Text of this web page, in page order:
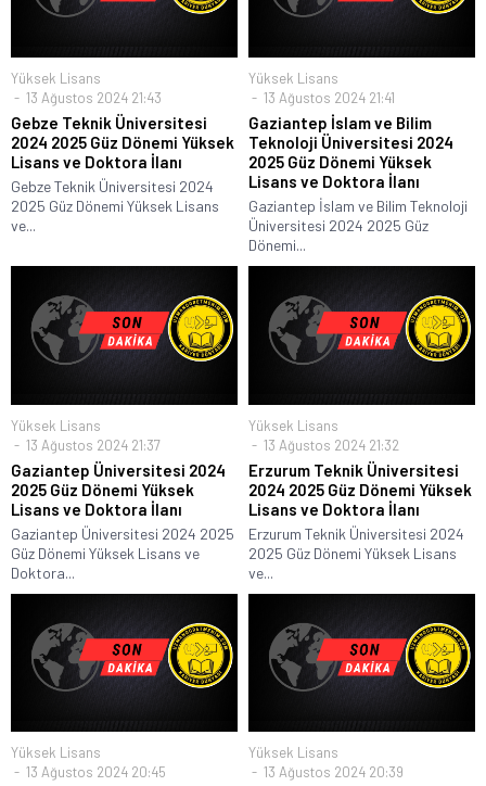
Yüksek Lisans
13 Ağustos 2024 21:43
Gebze Teknik Üniversitesi
2024 2025 Güz Dönemi Yüksek
Lisans ve Doktora İlanı
Gebze Teknik Üniversitesi 2024
2025 Güz Dönemi Yüksek Lisans
ve...
Yüksek Lisans
13 Ağustos 2024 21:41
Gaziantep İslam ve Bilim
Teknoloji Üniversitesi 2024
2025 Güz Dönemi Yüksek
Lisans ve Doktora İlanı
Gaziantep İslam ve Bilim Teknoloji
Üniversitesi 2024 2025 Güz
Dönemi...
Yüksek Lisans
13 Ağustos 2024 21:37
Gaziantep Üniversitesi 2024
2025 Güz Dönemi Yüksek
Lisans ve Doktora İlanı
Gaziantep Üniversitesi 2024 2025
Güz Dönemi Yüksek Lisans ve
Doktora...
Yüksek Lisans
13 Ağustos 2024 21:32
Erzurum Teknik Üniversitesi
2024 2025 Güz Dönemi Yüksek
Lisans ve Doktora İlanı
Erzurum Teknik Üniversitesi 2024
2025 Güz Dönemi Yüksek Lisans
ve...
Yüksek Lisans
13 Ağustos 2024 20:45
Yüksek Lisans
13 Ağustos 2024 20:39